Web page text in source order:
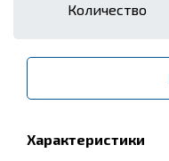
Количество
Характеристики